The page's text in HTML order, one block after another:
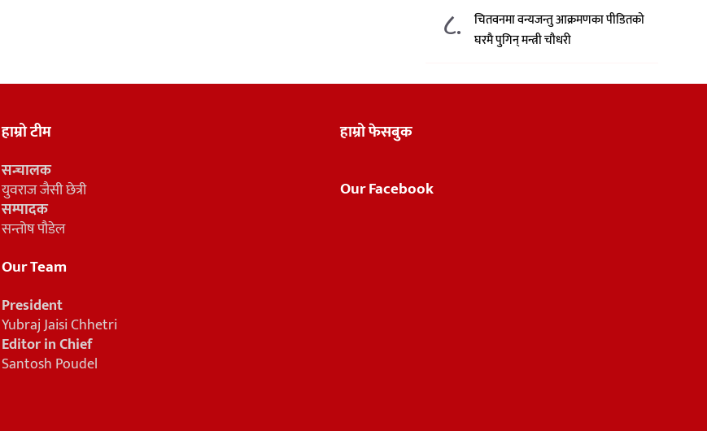
८.
चितवनमा वन्यजन्तु आक्रमणका पीडितको
घरमै पुगिन् मन्त्री चौधरी
हाम्रो टीम
सन्चालक
युवराज जैसी छेत्री
सम्पादक
सन्तोष पौडेल
Our Team
President
Yubraj Jaisi Chhetri
Editor in Chief
Santosh Poudel
हाम्रो फेसबुक
Our Facebook